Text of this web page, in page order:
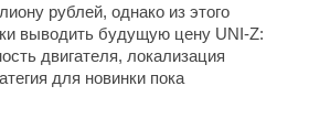
рублей, однако из этого
выводить будущую цену UNI-Z:
двигателя, локализация
для новинки пока